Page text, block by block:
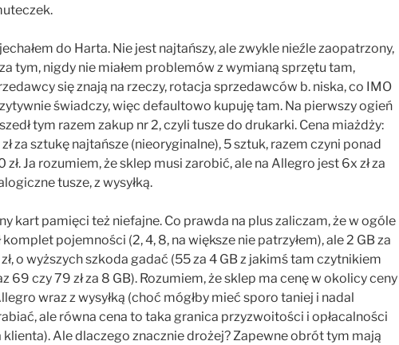
do Harta. Nie jest najtańszy, ale zwykle nieźle zaopatrzony,
tym, nigdy nie miałem problemów z wymianą sprzętu tam,
się znają na rzeczy, rotacja sprzedawców b. niska, co IMO
świadczy, więc defaultowo kupuję tam. Na pierwszy ogień
tym razem zakup nr 2, czyli tusze do drukarki. Cena miażdży:
za sztukę najtańsze (nieoryginalne), 5 sztuk, razem czyni ponad
zł. Ja rozumiem, że sklep musi zarobić, ale na Allegro jest 6x zł za
tusze, z wysyłką.
kart pamięci też niefajne. Co prawda na plus zaliczam, że w ogóle
komplet pojemności (2, 4, 8, na większe nie patrzyłem), ale 2 GB za
o wyższych szkoda gadać (55 za 4 GB z jakimś tam czytnikiem
69 czy 79 zł za 8 GB). Rozumiem, że sklep ma cenę w okolicy ceny
wraz z wysyłką (choć mógłby mieć sporo taniej i nadal
ale równa cena to taka granica przyzwoitości i opłacalności
klienta). Ale dlaczego znacznie drożej? Zapewne obrót tym mają